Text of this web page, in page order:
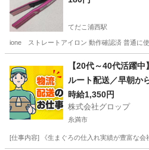
てだこ浦西駅
ione ストレートアイロン 動作確認済 普通に
てだこ浦西駅 美容家
【20代～40代活躍
ルート配送／早朝か
2日／時給1,350円＋
時給1,350円
株式会社グロップ
糸満市
[仕事内容] 《生まぐろの仕入れ実績が豊富な